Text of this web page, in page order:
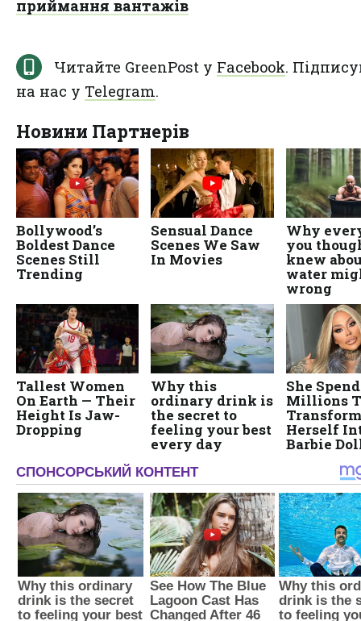
приймання вантажів
Читайте GreenPost у Facebook.
на нас у Telegram.